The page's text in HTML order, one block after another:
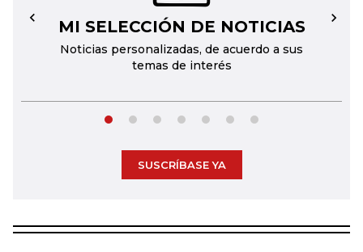
MI SELECCIÓN DE NOTICIAS
Noticias personalizadas, de acuerdo a sus
temas de interés
← →
SUSCRÍBASE YA